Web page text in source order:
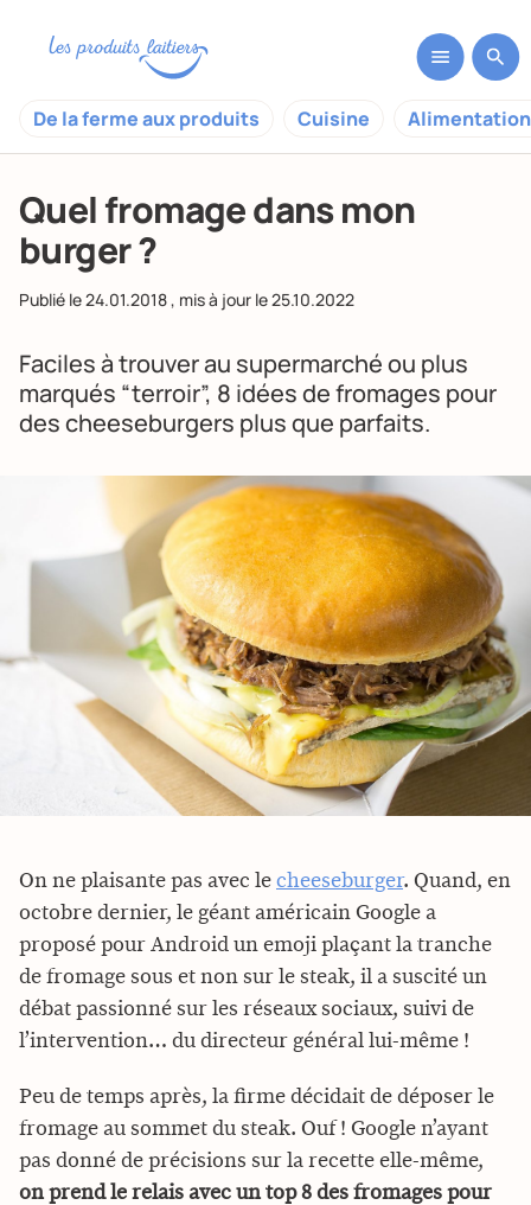
De la ferme aux produits Cuisine
Quel fromage dans mon
burger ?
Publié le24.01.2018, mis à jour le25.10.2022
Faciles à trouver au supermarché ou plus
marqués “terroir”, 8 idées de fromages pour
des cheeseburgers plus que parfaits.
On ne plaisante pas avec le cheeseburger. Quand, en
octobre dernier, le géant américain Google a
proposé pour Android un emoji plaçant la tranche
de fromage sous et non sur le steak, il a suscité un
débat passionné sur les réseaux sociaux, suivi de
l’intervention… du directeur général lui-même !
Peu de temps après, la firme décidait de déposer le
fromage au sommet du steak. Ouf ! Google n’ayant
pas donné de précisions sur la recette elle-même,
on prend le relais avec un top 8 des fromages pour